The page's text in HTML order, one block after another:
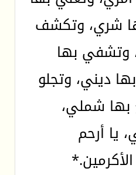
شري، وتكشف
بها
ديني، وتجلو
بها شملي،
يا أرحم